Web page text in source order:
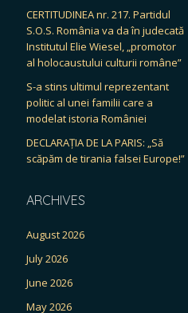
CERTITUDINEA nr. 217. Partidul
S.O.S. România va da în judecată
Institutul Elie Wiesel, „promotor
al holocaustului culturii române”
S-a stins ultimul reprezentant
politic al unei familii care a
modelat istoria României
DECLARAȚIA DE LA PARIS: „Să
scăpăm de tirania falsei Europe!”
ARCHIVES
August 2026
July 2026
June 2026
May 2026